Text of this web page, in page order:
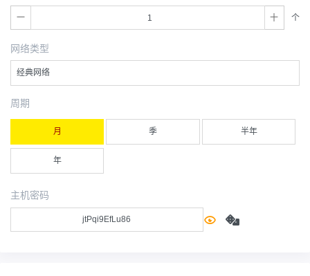
个
网络类型
经典网络
周期
月 季 半年
年
主机密码